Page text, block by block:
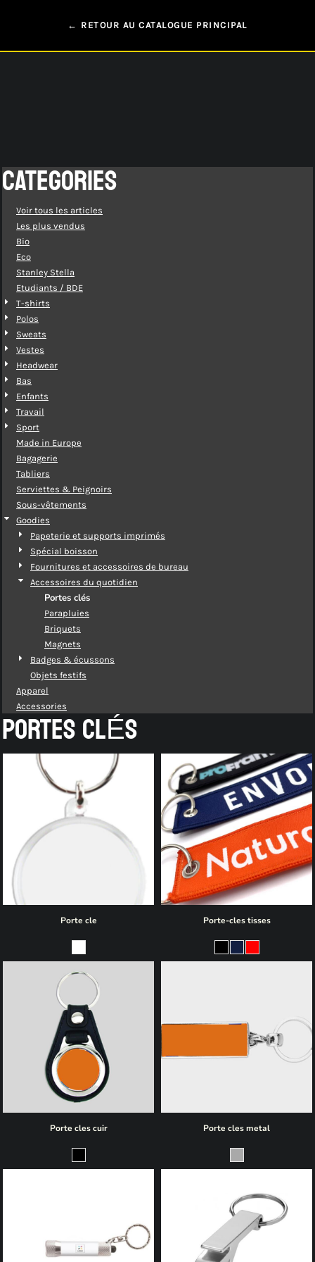
← RETOUR AU CATALOGUE PRINCIPAL
CATEGORIES
Voir tous les articles
Les plus vendus
Bio
Eco
Stanley Stella
Etudiants / BDE
T-shirts
Polos
Sweats
Vestes
Headwear
Bas
Enfants
Travail
Sport
Made in Europe
Bagagerie
Tabliers
Serviettes & Peignoirs
Sous-vêtements
Goodies
Papeterie et supports imprimés
Spécial boisson
Fournitures et accessoires de bureau
Accessoires du quotidien
Portes clés
Parapluies
Briquets
Magnets
Badges & écussons
Objets festifs
Apparel
Accessories
PORTES CLÉS
Porte cle Porte-cles tisses
Porte cles cuir Porte cles metal